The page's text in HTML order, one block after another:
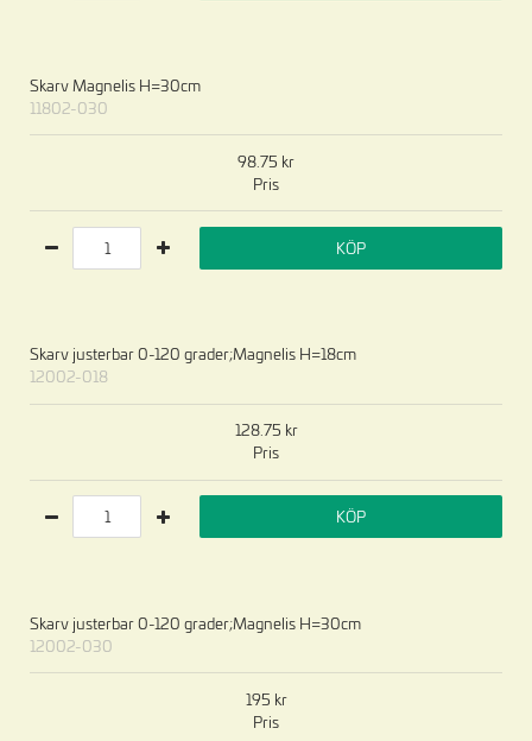
Skarv Magnelis H=30cm
11802-030
Pris
98.75
KÖP
Skarv justerbar 0-120 grader;Magnelis H=18cm
12002-018
Pris
128.75
KÖP
Skarv justerbar 0-120 grader;Magnelis H=30cm
12002-030
Pris
195